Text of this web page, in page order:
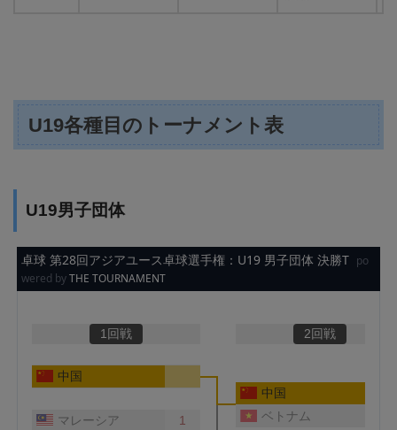
U19各種目のトーナメント表
U19男子団体